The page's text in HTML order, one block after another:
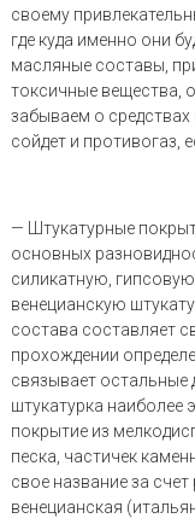
своему
где куда именно они
масляные составы,
токсичные вещества,
забываем о
сойдет и противогаз,
— Штукатурные
основных
силикатную,
венецианскую
состава составляет
прохождении
связывает остальные
штукатурка наиболее
покрытие из
песка, частичек
свое название за
венецианская